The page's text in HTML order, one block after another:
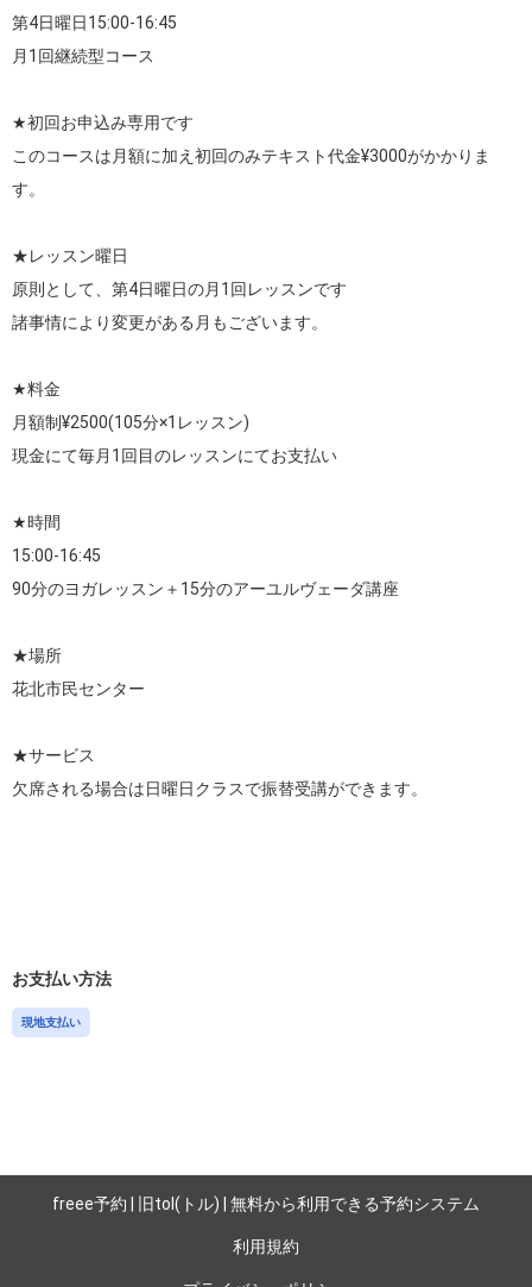
第4日曜日15:00-16:45
月1回継続型コース
★初回お申込み専用です
このコースは月額に加え初回のみテキスト代金¥3000がかかりま
す。
★レッスン曜日
原則として、第4日曜日の月1回レッスンです
諸事情により変更がある月もございます。
★料金
月額制¥2500(105分×1レッスン)
現金にて毎月1回目のレッスンにてお支払い
★時間
15:00-16:45
90分のヨガレッスン＋15分のアーユルヴェーダ講座
★場所
花北市民センター
★サービス
欠席される場合は日曜日クラスで振替受講ができます。
お支払い方法
現地支払い
freee予約 | 旧tol(トル) | 無料から利用できる予約システム
利用規約